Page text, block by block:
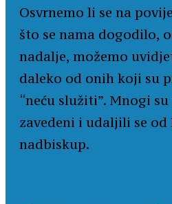
Osvrnemo li se na
što se nama dogodilo,
nadalje, možemo
daleko od onih koji su
“neću služiti”. Mnogi
zavedeni i udaljili se od
nadbiskup.